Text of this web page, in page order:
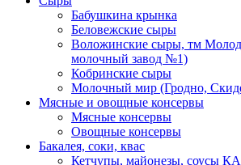
Бабушкина крынка
Беловежские сыры
Воложинские сыры, тм
молочный завод №1)
Кобринские сыры
Молочный мир (Гродно,
Мясные и овощные консервы
Мясные консервы
Овощные консервы
Бакалея, соки, квас
Кетчупы, майонезы, соусы